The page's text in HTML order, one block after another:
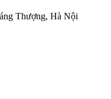
Thượng, Hà Nội